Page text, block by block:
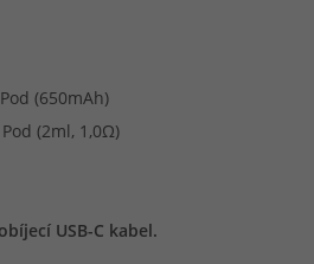
(650mAh)
(2ml, 1,0Ω)
USB-C kabel.